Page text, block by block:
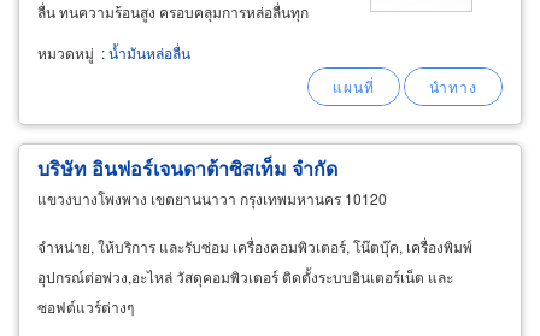
ลื่น ทนความร้อนสูง ครอบคลุมการหล่อลื่นทุก
ประเภทอุตสาหกรรม ขายราคาโรงงาน เช่น จาระ
บีนทนความเย็น-ทนความร้อน อุณหภูมิ -73°c ถึง
หมวดหมู่ :น้ำมันหล่อลื่น
บริษัท อินฟอร์เจนดาต้าซิสเท็ม จำกัด
แขวงบางโพงพาง เขตยานนาวา กรุงเทพมหานคร 10120
จำหน่าย, ให้บริการ และรับซ่อม เครื่องคอมพิวเตอร์, โน๊ตบุ๊ค, เครื่องพิมพ์
อุปกรณ์ต่อพ่วง,อะไหล่ วัสดุคอมพิวเตอร์ ติดตั้งระบบอินเตอร์เน็ต และ
ซอฟต์แวร์ต่างๆ